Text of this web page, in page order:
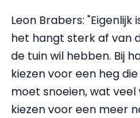
Leon Brabers:
het hangt sterk af van
de tuin wil hebben. Bij
kiezen voor een heg
moet snoeien, wat veel
kiezen voor een meer